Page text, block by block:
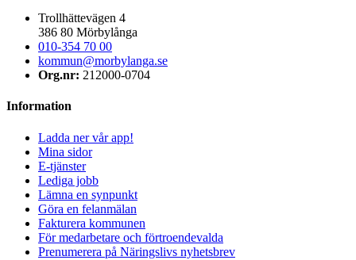
Trollhättevägen 4
386 80 Mörbylånga
010-354 70 00
kommun@morbylanga.se
Org.nr: 212000-0704
Information
Ladda ner vår app!
Mina sidor
E-tjänster
Lediga jobb
Lämna en synpunkt
Göra en felanmälan
Fakturera kommunen
För medarbetare och förtroendevalda
Prenumerera på Näringslivs nyhetsbrev